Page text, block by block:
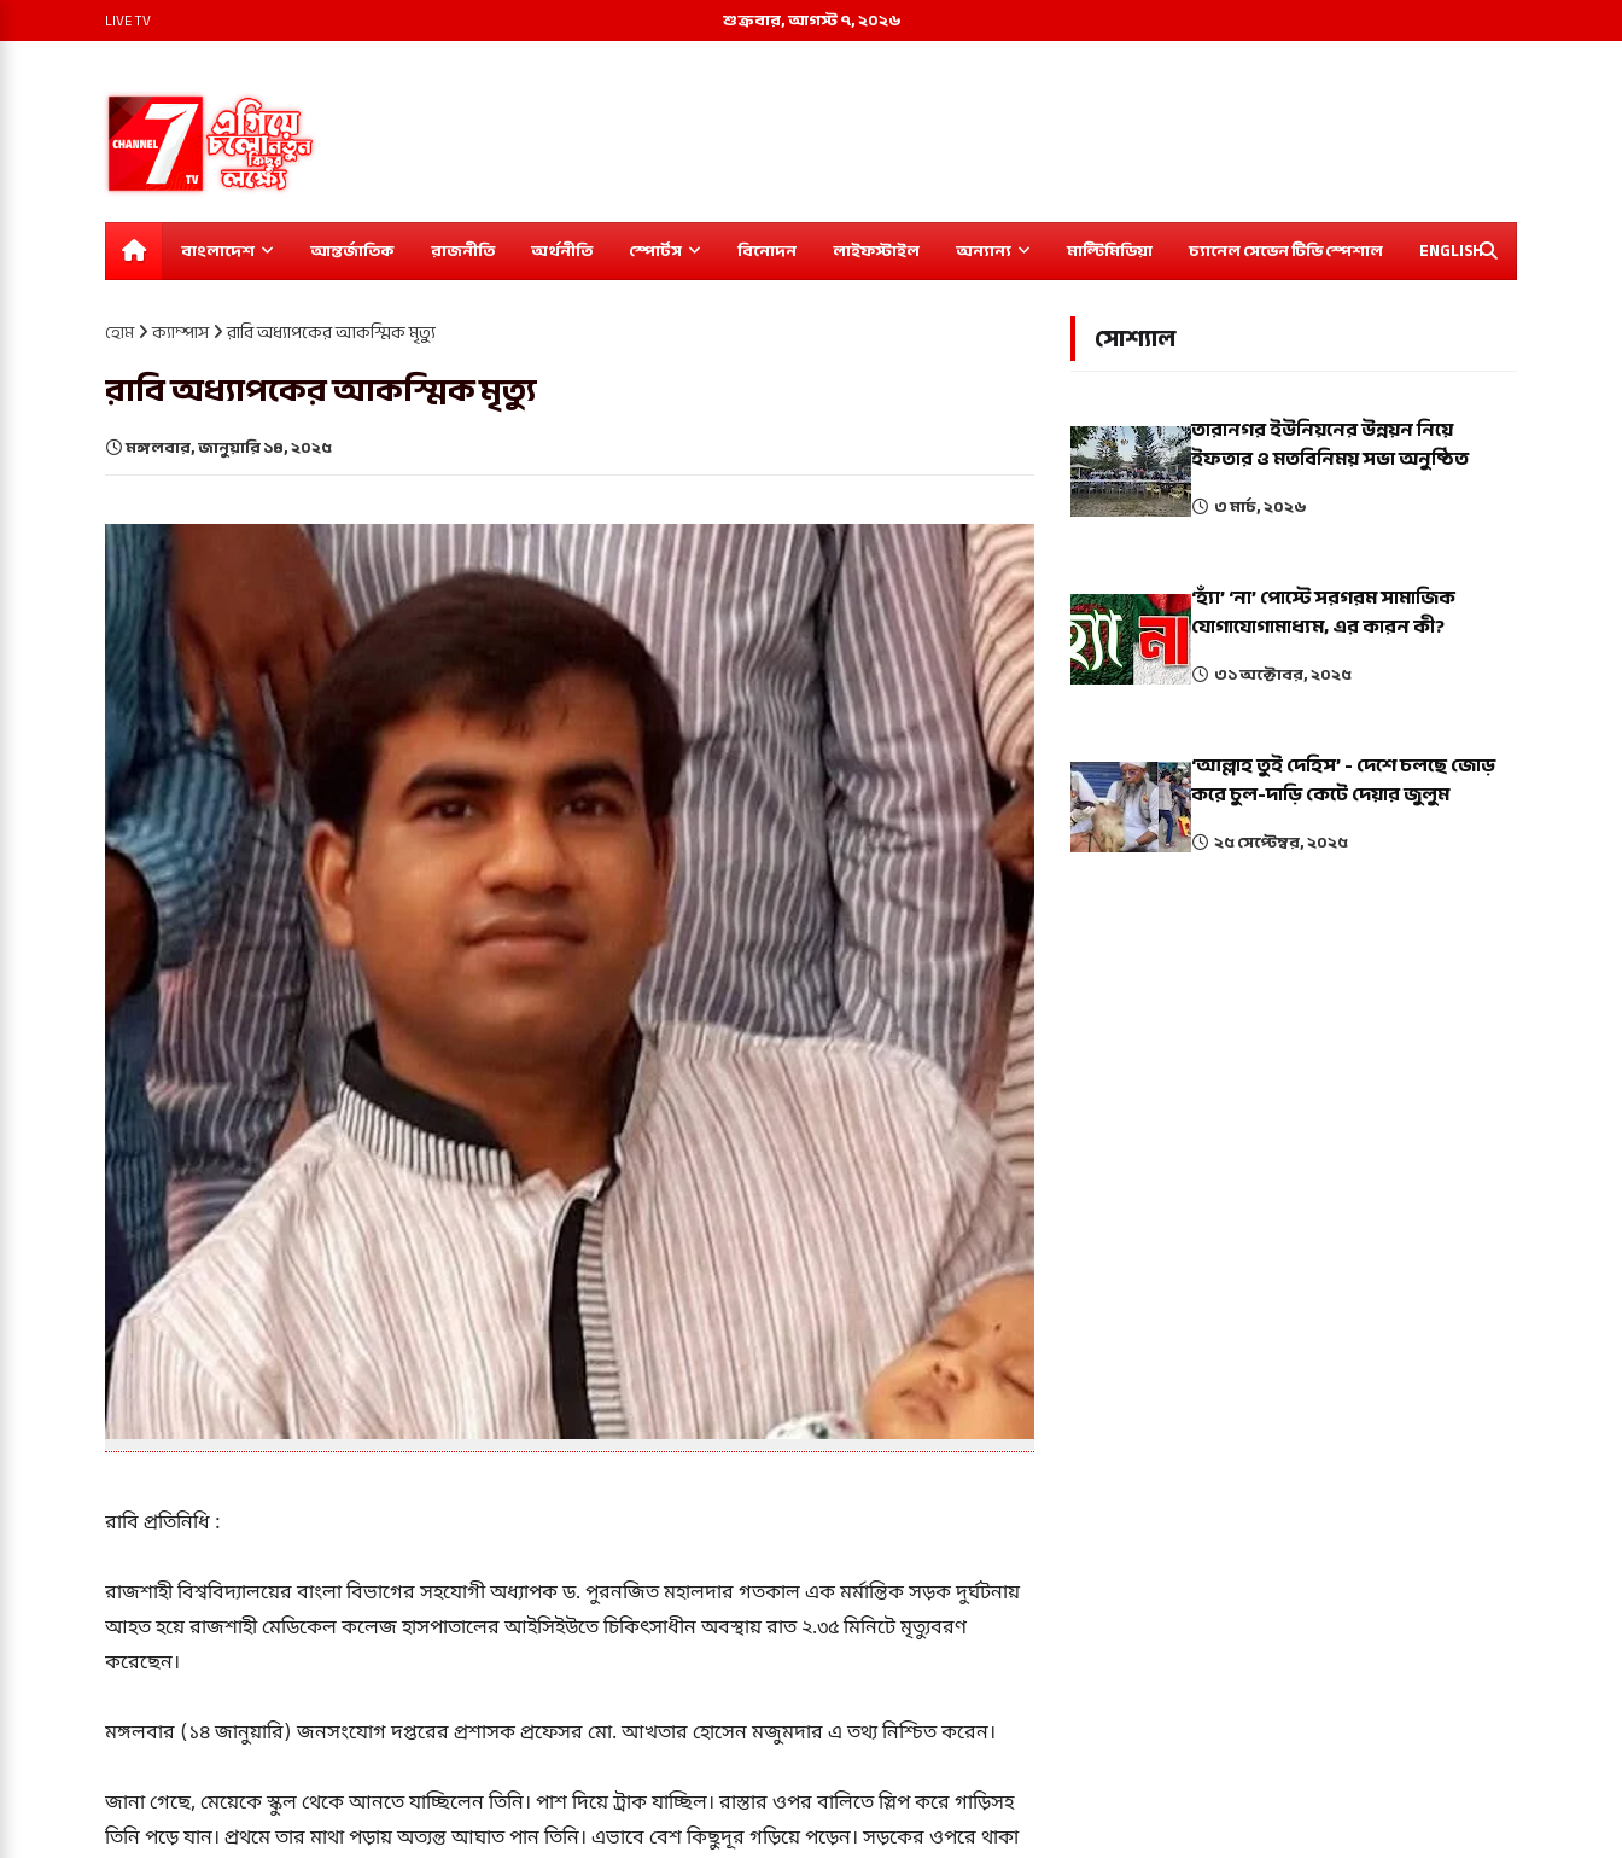
শুক্রবার, আগস্ট ৭, ২০২৬
LIVE TV
বাংলাদেশ আন্তর্জাতিক রাজনীতি অর্থনীতি স্পোর্টস বিনোদন লাইফস্টাইল অন্যান্য মাল্টিমিডিয়া চ্যানেল সেভেন টিভি স্পেশাল ENGLISH
হোম ক্যাম্পাস রাবি অধ্যাপকের আকস্মিক মৃত্যু
রাবি অধ্যাপকের আকস্মিক মৃত্যু
মঙ্গলবার, জানুয়ারি ১৪, ২০২৫
রাবি প্রতিনিধি :
রাজশাহী বিশ্ববিদ্যালয়ের বাংলা বিভাগের সহযোগী অধ্যাপক ড. পুরনজিত মহালদার গতকাল এক মর্মান্তিক সড়ক দুর্ঘটনায়
আহত হয়ে রাজশাহী মেডিকেল কলেজ হাসপাতালের আইসিইউতে চিকিৎসাধীন অবস্থায় রাত ২.৩৫ মিনিটে মৃত্যুবরণ
করেছেন।
মঙ্গলবার (১৪ জানুয়ারি) জনসংযোগ দপ্তরের প্রশাসক প্রফেসর মো. আখতার হোসেন মজুমদার এ তথ্য নিশ্চিত করেন।
জানা গেছে, মেয়েকে স্কুল থেকে আনতে যাচ্ছিলেন তিনি। পাশ দিয়ে ট্রাক যাচ্ছিল। রাস্তার ওপর বালিতে স্লিপ করে গাড়িসহ
তিনি পড়ে যান। প্রথমে তার মাথা পড়ায় অত্যন্ত আঘাত পান তিনি। এভাবে বেশ কিছুদূর গড়িয়ে পড়েন। সড়কের ওপরে থাকা
সোশ্যাল
তারানগর ইউনিয়নের উন্নয়ন নিয়ে
ইফতার ও মতবিনিময় সভা অনুষ্ঠিত
৩ মার্চ, ২০২৬
‘হ্যাঁ’ ‘না’ পোস্টে সরগরম সামাজিক
যোগাযোগামাধ্যম, এর কারন কী?
৩১ অক্টোবর, ২০২৫
‘আল্লাহ তুই দেহিস’ - দেশে চলছে জোড়
করে চুল-দাড়ি কেটে দেয়ার জুলুম
২৫ সেপ্টেম্বর, ২০২৫